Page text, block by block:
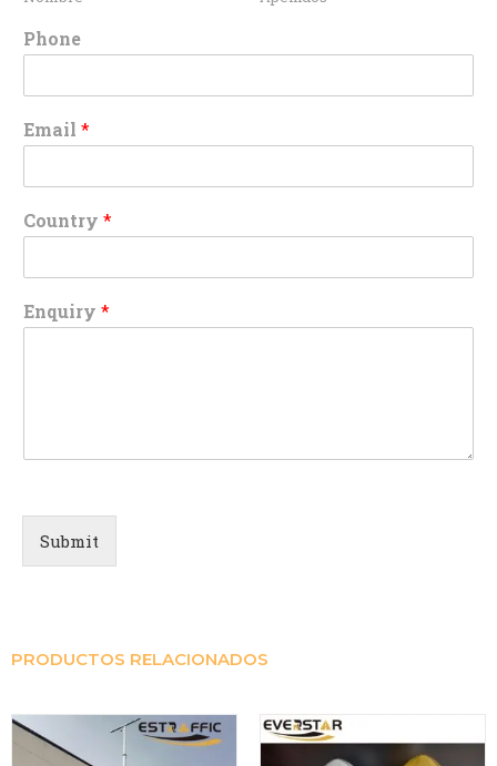
Phone
Email *
Country *
Enquiry *
Submit
PRODUCTOS RELACIONADOS